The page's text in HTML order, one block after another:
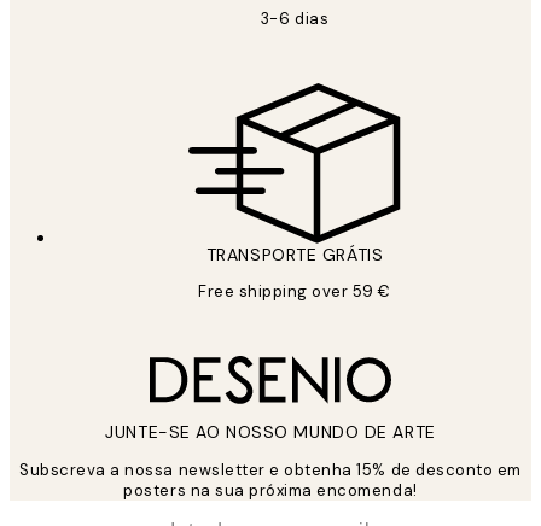
3-6 dias
TRANSPORTE GRÁTIS
Free shipping over 59 €
JUNTE-SE AO NOSSO MUNDO DE ARTE
Subscreva a nossa newsletter e obtenha 15% de desconto em
posters na sua próxima encomenda!